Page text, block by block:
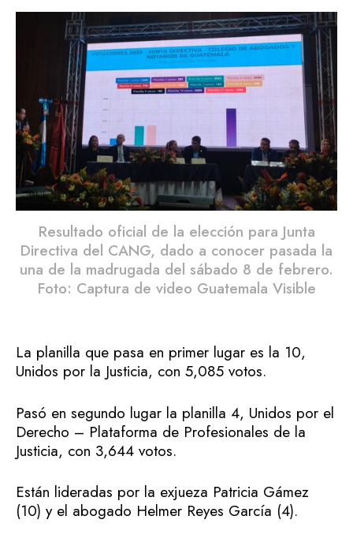
Resultado oficial de la elección para Junta
Directiva del CANG, dado a conocer pasada la
una de la madrugada del sábado 8 de febrero.
Foto: Captura de video Guatemala Visible
La planilla que pasa en primer lugar es la 10,
Unidos por la Justicia, con 5,085 votos.
Pasó en segundo lugar la planilla 4, Unidos por el
Derecho – Plataforma de Profesionales de la
Justicia, con 3,644 votos.
Están lideradas por la exjueza Patricia Gámez
(10) y el abogado Helmer Reyes García (4).